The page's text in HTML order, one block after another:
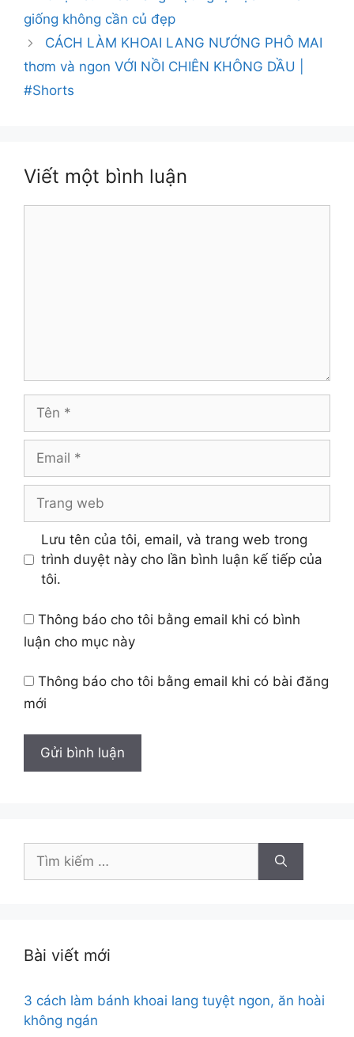
giống không cần củ đẹp
CÁCH LÀM KHOAI LANG NƯỚNG PHÔ MAI
thơm và ngon VỚI NỒI CHIÊN KHÔNG DẦU |
#Shorts
Viết một bình luận
Tên
Email
Trang
Lưu tên của tôi, email, và trang web trong
trình duyệt này cho lần bình luận kế tiếp của
tôi.
Thông báo cho tôi bằng email khi có bình
luận cho mục này
Thông báo cho tôi bằng email khi có bài đăng
mới
Tìm
kiếm
Bài viết mới
3 cách làm bánh khoai lang tuyệt ngon, ăn hoài
không ngán